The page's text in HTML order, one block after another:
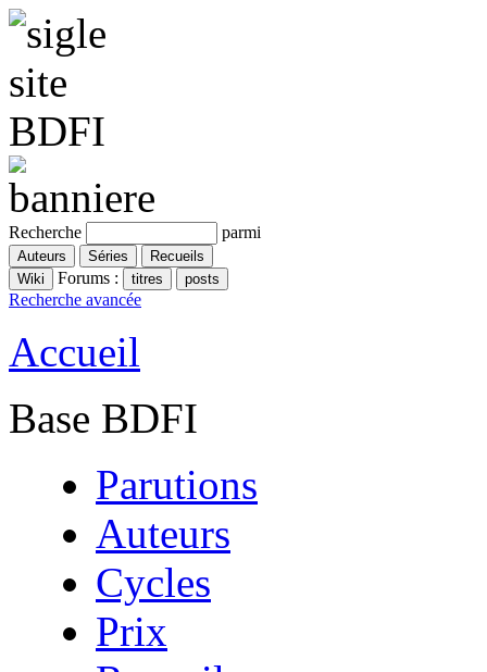
Recherche parmi
Forums :
Recherche avancée
Accueil
Base BDFI
Parutions
Auteurs
Cycles
Prix